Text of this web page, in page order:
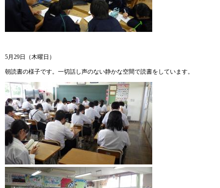
5月29日（木曜日）
朝読書の様子です。一切話し声のない静かな空間で読書をしています。